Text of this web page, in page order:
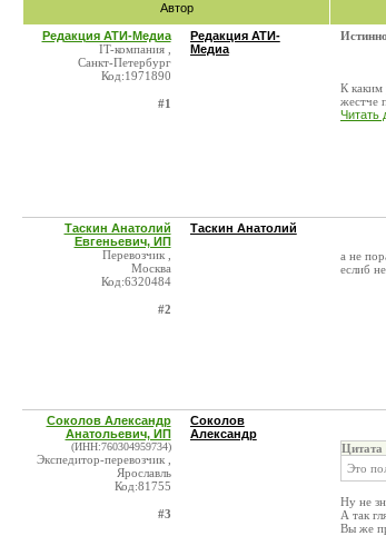
Автор
Редакция АТИ-Медиа
IT-компания ,
Санкт-Петербург
Код:1971890
#1
Редакция АТИ-
Медиа
К каким
жестче
Читать
Таскин Анатолий
Евгеньевич, ИП
Перевозчик ,
Москва
Код:6320484
#2
Таскин Анатолий
а не
еслиб
Соколов Александр
Анатольевич, ИП
(ИНН:760304959734)
Экспедитор-перевозчик ,
Ярославль
Код:81755
#3
Соколов
Александр
Цитата
Это
Ну не
А так
Вы же